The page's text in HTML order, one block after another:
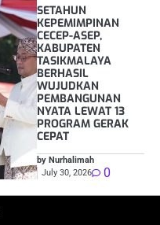
SETAHUN
KEPEMIMPINAN
CECEP-ASEP,
KABUPATEN
TASIKMALAYA
BERHASIL
WUJUDKAN
PEMBANGUNAN
NYATA LEWAT 13
PROGRAM GERAK
CEPAT
by Nurhalimah
July 30, 2026
0